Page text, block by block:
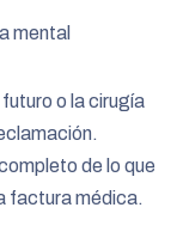
mental
o la cirugía
de lo que
factura médica.